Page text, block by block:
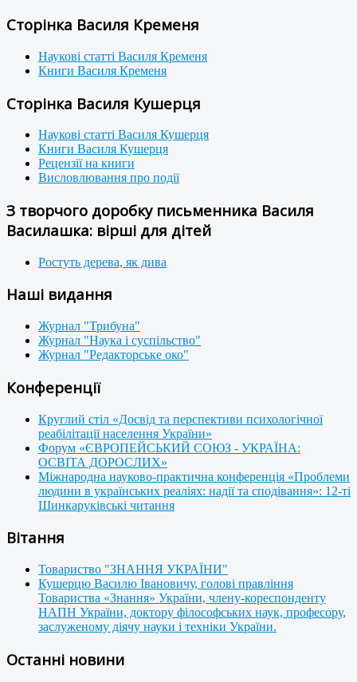
Сторінка Василя Кременя
Наукові статті Василя Кременя
Книги Василя Кременя
Сторінка Василя Кушерця
Наукові статті Василя Кушерця
Книги Василя Кушерця
Рецензії на книги
Висловлювання про події
З творчого доробку письменника Василя
Василашка: вірші для дітей
Ростуть дерева, як дива
Наші видання
Журнал "Трибуна"
Журнал "Наука і суспільство"
Журнал "Редакторське око"
Конференції
Круглий стіл «Досвід та перспективи психологічної
реабілітації населення України»
Форум «ЄВРОПЕЙСЬКИЙ СОЮЗ - УКРАЇНА:
ОСВІТА ДОРОСЛИХ»
Міжнародна науково-практична конференція «Проблеми
людини в українських реаліях: надії та сподівання»: 12-ті
Шинкаруківські читання
Вітання
Товариство "ЗНАННЯ УКРАЇНИ"
Кушерцю Василю Івановичу, голові правління
Товариства «Знання» України, члену-кореспонденту
НАПН України, доктору філософських наук, професору,
заслуженому діячу науки і техніки України.
Останні новини